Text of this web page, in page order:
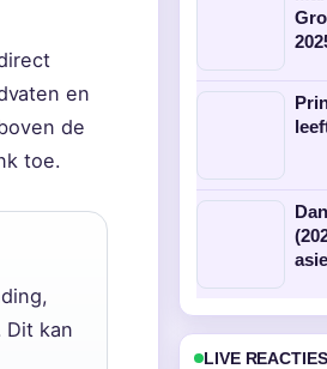
en
de
toe.
Dit kan
LIVE REACTIES